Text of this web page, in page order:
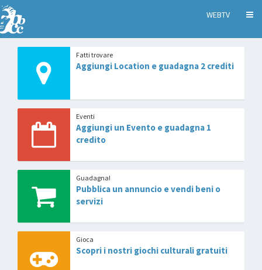
WEBTV
Fatti trovare
Aggiungi Location e guadagna 2 crediti
Eventi
Aggiungi un Evento e guadagna 1
credito
Guadagna!
Pubblica un annuncio e vendi beni o
servizi
Gioca
Scopri i nostri giochi culturali gratuiti